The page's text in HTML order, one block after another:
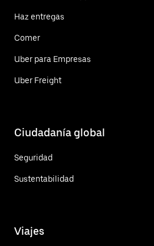
Haz entregas
Comer
Uber para Empresas
Uber Freight
Ciudadanía global
Seguridad
Sustentabilidad
Viajes